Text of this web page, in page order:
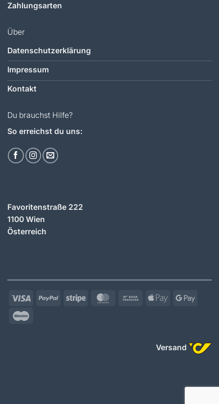
Zahlungsarten
Über
Datenschutzerklärung
Impressum
Kontakt
Du brauchst Hilfe?
So erreichst du uns:
Favoritenstraße 222
1100 Wien
Österreich
Visa PayPal Stripe MasterCard
Bank
Apple
Versand